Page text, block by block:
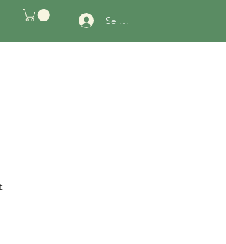
Se connecter